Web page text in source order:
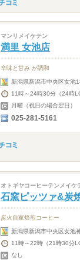
マンリメイケテン
満里 女池店
辛味と甘み が調和
新潟県新潟市中央区女池
11時～24時30分（24時
月曜（祝日の場合翌日）
025-281-5161
オトギヤコーヒーテンメイケ
石窯ピッツァ&炭
炭火自家焙煎コーヒー
新潟県新潟市中央区女池
11時～22時（21時30分
なし